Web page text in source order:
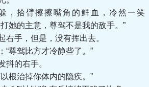
拾臂擦擦嘴角的鲜血，冷然一笑
她的主意，尊驾不是我的敌手。”
手，但是，没有挥出去。
驾比方才冷静些了。”
的右手。
治掉你体内的隐疾。”